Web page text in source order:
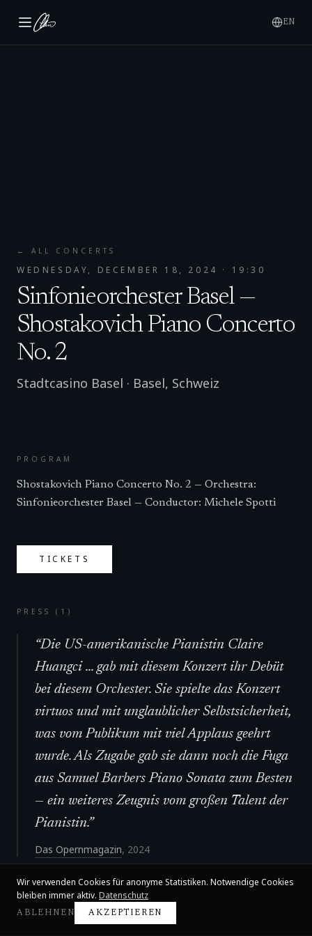
EN
← ALL CONCERTS
WEDNESDAY, DECEMBER 18, 2024 · 19:30
Sinfonieorchester Basel —
Shostakovich Piano Concerto
No. 2
Stadtcasino Basel · Basel, Schweiz
PROGRAM
Shostakovich Piano Concerto No. 2 — Orchestra:
Sinfonieorchester Basel — Conductor: Michele Spotti
TICKETS
PRESS ( 1 )
“Die US-amerikanische Pianistin Claire
Huangci ... gab mit diesem Konzert ihr Debüt
bei diesem Orchester. Sie spielte das Konzert
virtuos und mit unglaublicher Selbstsicherheit,
was vom Publikum mit viel Applaus geehrt
wurde. Als Zugabe gab sie dann noch die Fuga
aus Samuel Barbers Piano Sonata zum Besten
— ein weiteres Zeugnis vom großen Talent der
Pianistin.”
Das Opernmagazin, 2024
Wir verwenden Cookies für anonyme Statistiken. Notwendige Cookies
bleiben immer aktiv. Datenschutz
ABLEHNEN AKZEPTIEREN